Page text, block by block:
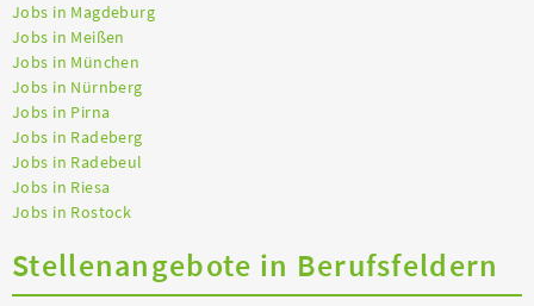
Jobs in Magdeburg
Jobs in Meißen
Jobs in München
Jobs in Nürnberg
Jobs in Pirna
Jobs in Radeberg
Jobs in Radebeul
Jobs in Riesa
Jobs in Rostock
Stellenangebote in Berufsfeldern